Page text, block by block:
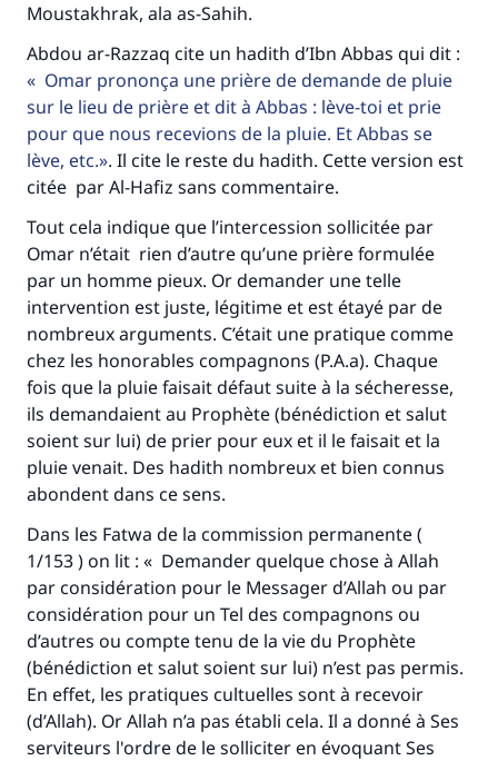
Moustakhrak, ala as-Sahih.
Abdou ar-Razzaq cite un hadith d’Ibn Abbas qui dit :
Omar prononça une prière de demande de pluie
sur le lieu de prière et dit à Abbas : lève-toi et prie
pour que nous recevions de la pluie. Et Abbas se
lève, etc. . Il cite le reste du hadith. Cette version est
citée par Al-Hafiz sans commentaire.
Tout cela indique que l’intercession sollicitée par
Omar n’était rien d’autre qu’une prière formulée
par un homme pieux. Or demander une telle
intervention est juste, légitime et est étayé par de
nombreux arguments. C’était une pratique comme
chez les honorables compagnons (P.A.a). Chaque
fois que la pluie faisait défaut suite à la sécheresse,
ils demandaient au Prophète (bénédiction et salut
soient sur lui) de prier pour eux et il le faisait et la
pluie venait. Des hadith nombreux et bien connus
abondent dans ce sens.
Dans les Fatwa de la commission permanente (
1/153 ) on lit : « Demander quelque chose à Allah
par considération pour le Messager d’Allah ou par
considération pour un Tel des compagnons ou
d’autres ou compte tenu de la vie du Prophète
(bénédiction et salut soient sur lui) n’est pas permis.
En effet, les pratiques cultuelles sont à recevoir
(d’Allah). Or Allah n’a pas établi cela. Il a donné à Ses
serviteurs l'ordre de le solliciter en évoquant Ses